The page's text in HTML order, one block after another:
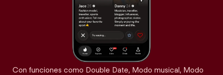
Con funciones como Double Date, Modo musical, Modo